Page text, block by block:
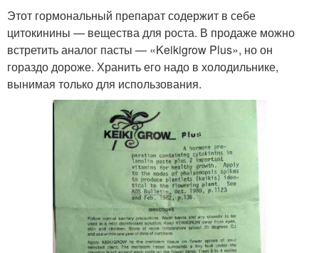
Этот гормональный препарат содержит в себе
цитокинины — вещества для роста. В продаже можно
встретить аналог пасты — «Keikigrow Plus», но он
гораздо дороже. Хранить его надо в холодильнике,
вынимая только для использования.